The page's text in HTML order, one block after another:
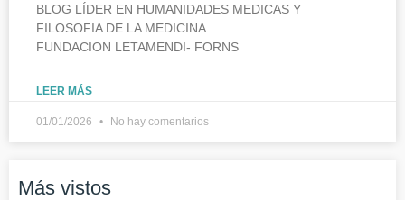
BLOG LÍDER EN HUMANIDADES MEDICAS Y
FILOSOFIA DE LA MEDICINA.
FUNDACION LETAMENDI- FORNS
LEER MÁS
01/01/2026 No hay comentarios
Más vistos